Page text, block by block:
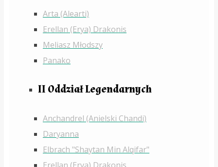
Arta (Alearti)
Erellan (Erya) Drakonis
Meliasz Młodszy
Panako
II Oddział Legendarnych
Anchandrel (Anielski Chandi)
Daryanna
Elbrach "Shaytan Min Alqifar"